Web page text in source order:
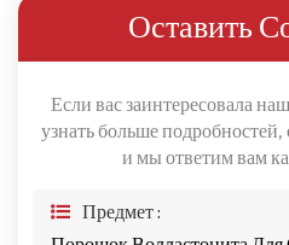
Оставить
Если вас заинтересовала
узнать больше подробностей,
и мы ответим вам
Предмет :